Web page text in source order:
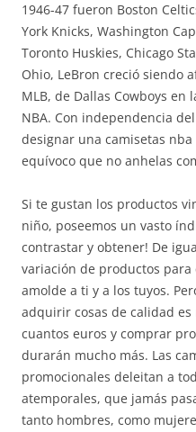
1946-47 fueron Boston
York Knicks, Washington
Toronto Huskies, Chicago
Ohio, LeBron creció siendo
MLB, de Dallas Cowboys en
NBA. Con independencia
designar una camisetas
equívoco que no anhelas
Si te gustan los productos
niño, poseemos un vasto
contrastar y obtener! De
variación de productos
amolde a ti y a los tuyos.
adquirir cosas de calidad
cuantos euros y comprar
durarán mucho más. Las
promocionales deleitan a
atemporales, que jamás
tanto hombres, como